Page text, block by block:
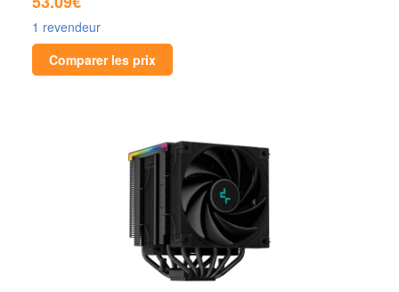
1 revendeur
Comparer les prix